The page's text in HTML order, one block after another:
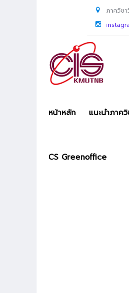
ภาควิช
หน้าหลัก แนะนำภาค
CS Greenoffice